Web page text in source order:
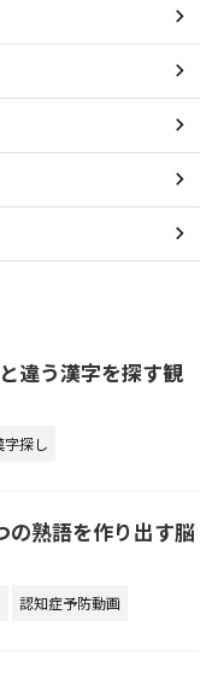
違う漢字を探す観
字探し
の熟語を作り出す脳
認知症予防動画